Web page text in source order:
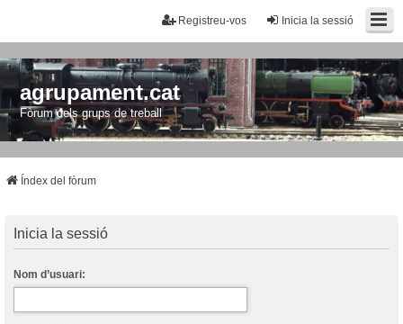
Inicia la sessió
Registreu-vos
agrupament.cat
Fòrum dels grups de treball
Índex del fòrum
Inicia la sessió
Nom d’usuari: